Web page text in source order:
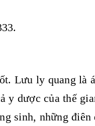
Lưu ly quang là
y dược của thế
sinh, những điên